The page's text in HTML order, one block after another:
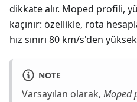
dikkate alır. Moped profili,
kaçınır: özellikle, rota
hız sınırı 80 km/s'den
NOTE
Varsayılan olarak, Moped